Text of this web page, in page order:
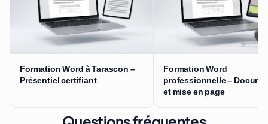
Formation Word à Tarascon –
Présentiel certifiant
Formation Word
professionnelle –
et mise en page